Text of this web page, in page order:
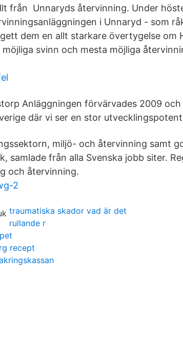
från Unnaryds återvinning. Under
i Unnaryd - som
dem en allt starkare övertygelse om
svinn och mesta möjliga
Anläggningen förvärvades 2009
där vi ser en stor
miljö- och återvinning samt
samlade från alla Svenska jobb siter.
och återvinning.
2
traumatiska skador vad är det
rullande r
recept